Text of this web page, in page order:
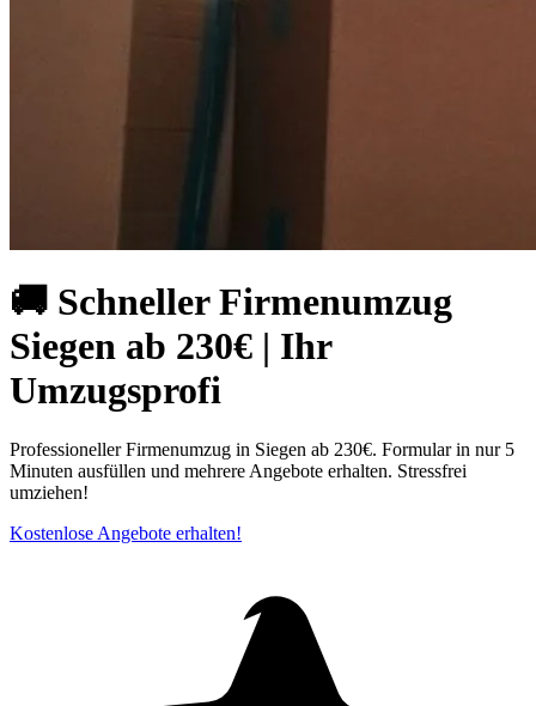
🚚 Schneller Firmenumzug
Siegen ab 230€ | Ihr
Umzugsprofi
Professioneller Firmenumzug in Siegen ab 230€. Formular in nur 5
Minuten ausfüllen und mehrere Angebote erhalten. Stressfrei
umziehen!
Kostenlose Angebote erhalten!